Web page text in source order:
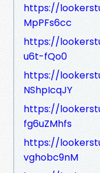
https://
MpPFs6cc
https://
u6t-fQo0
https://
NShpIcqJY
https://
fg6uZMhfs
https://
vghobc9nM